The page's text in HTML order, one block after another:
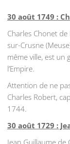
30 août 1749 :
Charles Chonet
sur-Crusne
même ville, est un
l’Empire.
Attention de ne
Charles Robert,
1744.
30 août 1729 :